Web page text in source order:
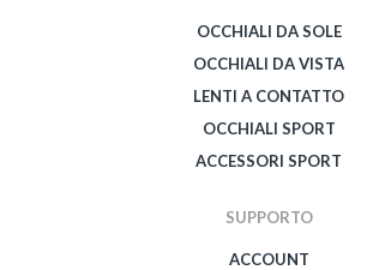
OCCHIALI DA SOLE
OCCHIALI DA VISTA
LENTI A CONTATTO
OCCHIALI SPORT
ACCESSORI SPORT
SUPPORTO
ACCOUNT